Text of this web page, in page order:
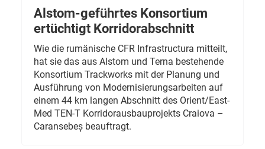
Alstom-geführtes Konsortium
ertüchtigt Korridorabschnitt
Wie die rumänische CFR Infrastructura mitteilt,
hat sie das aus Alstom und Terna bestehende
Konsortium Trackworks mit der Planung und
Ausführung von Modernisierungsarbeiten auf
einem 44 km langen Abschnitt des Orient/East-
Med TEN-T Korridorausbauprojekts Craiova –
Caransebeș beauftragt.